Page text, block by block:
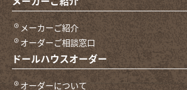
メーカーご紹介
オーダーご相談窓口
ドールハウスオーダー
オーダーについて